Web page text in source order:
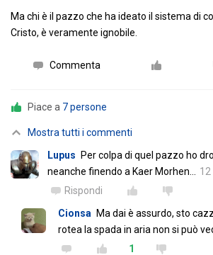
Ma chi è il pazzo che ha ideato il sistema di
Cristo, è veramente ignobile.
Commenta
Piace a 7 persone
Mostra tutti i commenti
Lupus Per colpa di quel pazzo ho
neanche finendo a Kaer Morhen...
12
Rispondi
Cionsa Ma dai è assurdo, sto
rotea la spada in aria non si può
1